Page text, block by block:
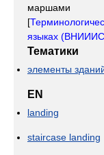
маршами
[
языках
Тематики
элементы
EN
landing
staircase landing